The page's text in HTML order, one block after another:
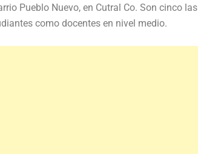
Pueblo Nuevo, en Cutral Co. Son cinco las
como docentes en nivel medio.